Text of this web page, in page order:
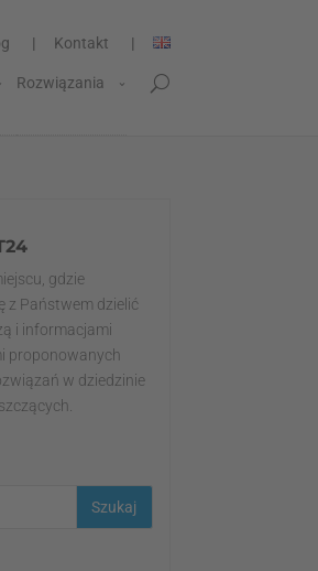
Kontakt
Rozwiązania
gdzie
z Państwem dzielić
i informacjami
proponowanych
w dziedzinie